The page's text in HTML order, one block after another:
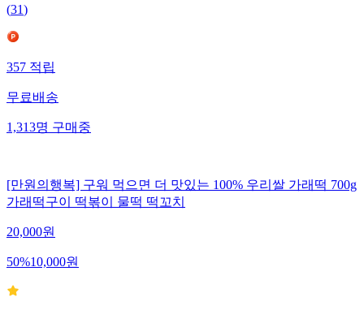
(31)
357적립
무료배송
1,313명구매중
[만원의행복] 구워 먹으면 더 맛있는 100% 우리쌀 가래떡 700g
가래떡구이 떡볶이 물떡 떡꼬치
20,000원
50%10,000원